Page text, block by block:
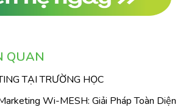
QUAN
TẠI TRƯỜNG HỌC
Wi-MESH: Giải Pháp Toàn Diện